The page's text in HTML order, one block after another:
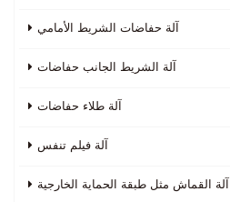
آلة حفاضات الشريط الأمامي
آلة الشريط الجانب حفاضات
آلة طلاء حفاضات
آلة فيلم تنفس
آلة القماش مثل طبقة الحماية الخارجية